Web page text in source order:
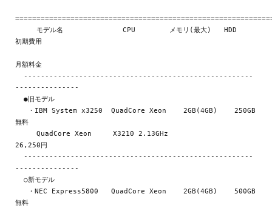
初期費用
月額料金
---------------
無料
26,250円
---------------
無料